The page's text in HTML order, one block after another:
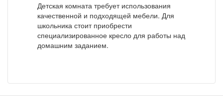
Детская комната требует использования
качественной и подходящей мебели. Для
школьника стоит приобрести
специализированное кресло для работы над
домашним заданием.